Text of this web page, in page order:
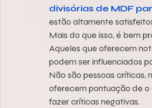
divisórias de MDF
estão altamente
Mais do que isso, é bem
Aqueles que oferecem
podem ser influenciados
Não são pessoas críticas,
oferecem pontuação de 0
fazer críticas negativas.